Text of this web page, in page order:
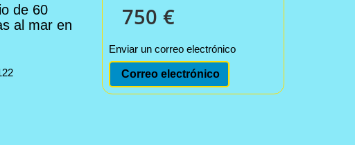
de 60
al mar en
750 €
Enviar un correo electrónico
Correo electrónico